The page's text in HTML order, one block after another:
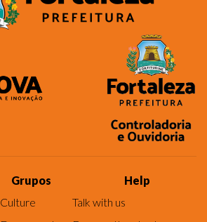
Grupos
Culture
Help
Talk with us